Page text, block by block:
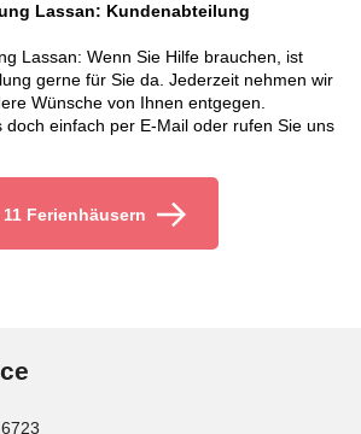
Lassan: Kundenabteilung
Lassan: Wenn Sie Hilfe brauchen, ist
gerne für Sie da. Jederzeit nehmen wir
Wünsche von Ihnen entgegen.
doch einfach per E-Mail oder rufen Sie uns
Ferienhäusern